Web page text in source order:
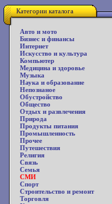
Категории каталога
Авто и мото
Бизнес и финансы
Интернет
Искусство и культура
Компьютер
Медицина и здоровье
Музыка
Наука и образование
Непознаное
Обустройство
Общество
Отдых и развлечения
Природа
Продукты питания
Промышленность
Прочее
Путешествия
Религия
Связь
Семья
СМИ
Спорт
Строительство и ремонт
Торговля